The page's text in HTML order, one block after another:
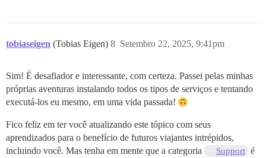
tobiaseigen (Tobias Eigen) Setembro 22, 2025, 9:41pm
8
Sim! É desafiador e interessante, com certeza. Passei pelas minhas
próprias aventuras instalando todos os tipos de serviços e tentando
executá-los eu mesmo, em uma vida passada!
Fico feliz em ter você atualizando este tópico com seus
aprendizados para o benefício de futuros viajantes intrépidos,
incluindo você. Mas tenha em mente que a categoria
Support é